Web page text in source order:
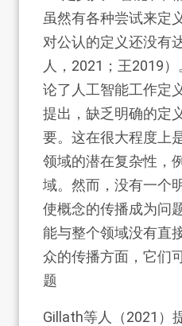
虽然有各种尝试来定
对公认的定义还没有
人，2021；王2019
论了人工智能工作定
提出，缺乏明确的定
要。这在很大程度上
领域的潜在复杂性，
域。然而，没有一个
使概念的传播成为问
能与整个领域没有直
众的传播方面，它们
题
Gillath等人（2021）